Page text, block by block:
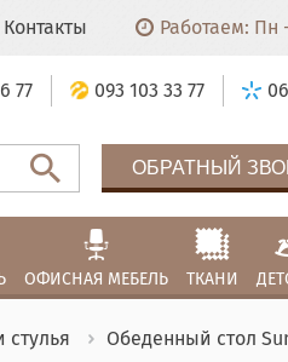
Контакты Работаем: Пн
77 093 103 33 77
ОБРАТНЫЙ
ОФИСНАЯ МЕБЕЛЬ ТКАНИ
Обеденный стол